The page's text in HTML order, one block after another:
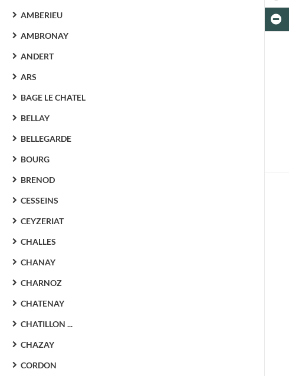
AMBERIEU
AMBRONAY
ANDERT
ARS
BAGE LE CHATEL
BELLAY
BELLEGARDE
BOURG
BRENOD
CESSEINS
CEYZERIAT
CHALLES
CHANAY
CHARNOZ
CHATENAY
CHATILLON ...
CHAZAY
CORDON